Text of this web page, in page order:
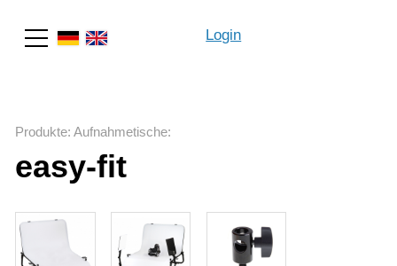
Login
Produkte: Aufnahmetische:
easy-fit